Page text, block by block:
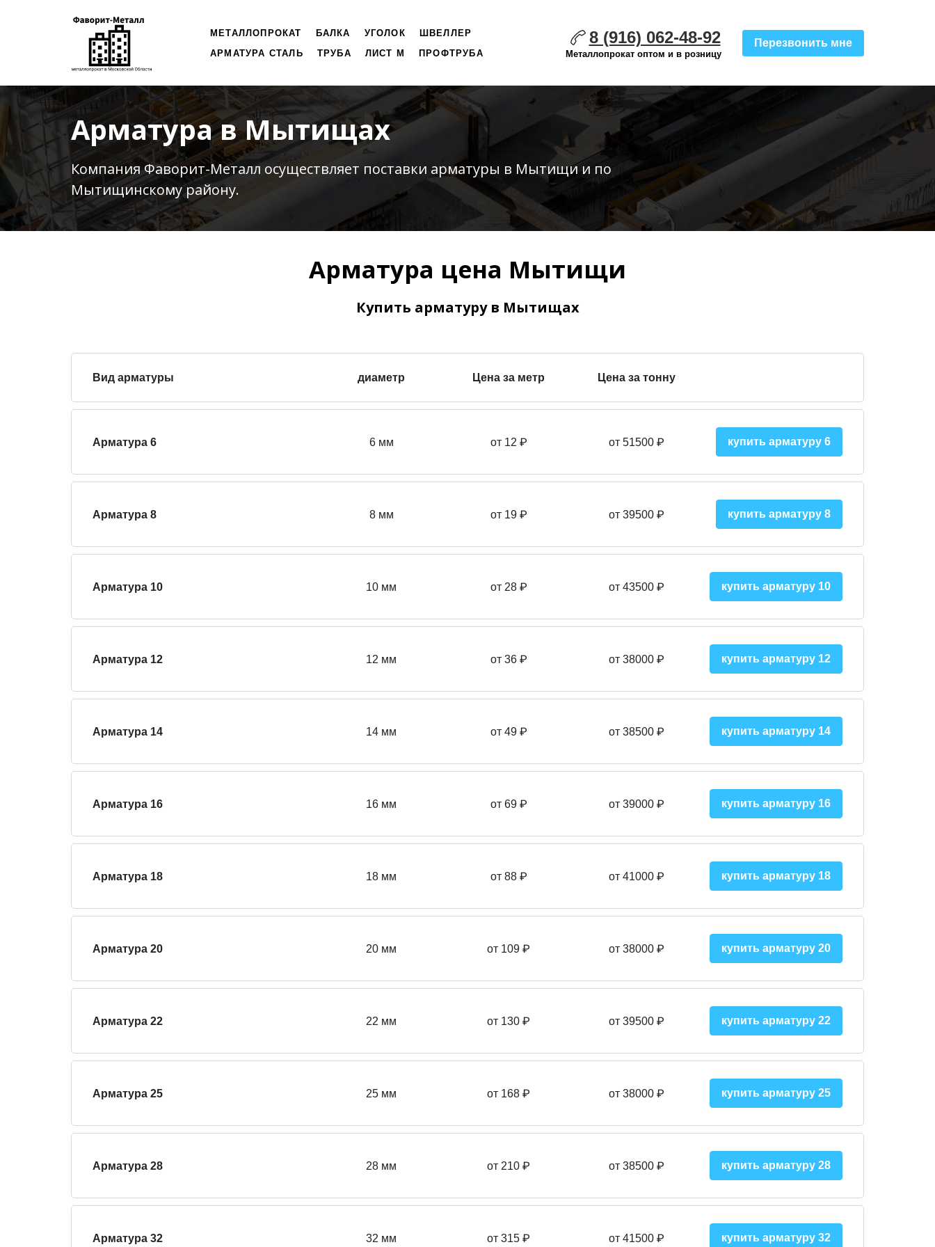
МЕТАЛЛОПРОКАТ БАЛКА УГОЛОК
ШВЕЛЛЕР
АРМАТУРА СТАЛЬ
ТРУБА ЛИСТ М ПРОФТРУБА
8 (916) 062-48-92
Металлопрокат оптом и в розницу
Перезвонить мне
Арматура в Мытищах
Компания Фаворит-Металл осуществляет поставки арматуры в Мытищи и по
Мытищинскому району.
Арматура цена Мытищи
Купить арматуру в Мытищах
Вид арматуры диаметр Цена за метр Цена за тонну
Арматура 6 6 мм от 12 ₽ от 51500₽ купить арматуру 6
Арматура 8 8 мм от 19 ₽ от 39500₽ купить арматуру 8
Арматура 10 10 мм от 28 ₽ от 43500₽ купить арматуру 10
Арматура 12 12 мм от 36₽ от 38000₽ купить арматуру 12
Арматура 14 14 мм от 49₽ от 38500₽ купить арматуру 14
Арматура 16 16 мм от 69 ₽ от 39000 ₽ купить арматуру 16
Арматура 18 18 мм от 88 ₽ от 41000 ₽ купить арматуру 18
Арматура 20 20 мм от 109 ₽ от 38000 ₽ купить арматуру 20
Арматура 22 22 мм от 130 ₽ от 39500 ₽ купить арматуру 22
Арматура 25 25 мм от 168 ₽ от 38000₽ купить арматуру 25
Арматура 28 28 мм от 210 ₽ от 38500₽ купить арматуру 28
Арматура 32 32 мм от 315 ₽ от 41500₽ купить арматуру 32